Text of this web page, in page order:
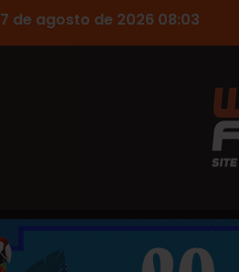
7 de agosto de 2026 08:03